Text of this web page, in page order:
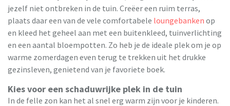
jezelf niet ontbreken in de tuin. Creëer een ruim terras,
plaats daar een van de vele comfortabele loungebanken op
en kleed het geheel aan met een buitenkleed, tuinverlichting
en een aantal bloempotten. Zo heb je de ideale plek om je op
warme zomerdagen even terug te trekken uit het drukke
gezinsleven, genietend van je favoriete boek.
Kies voor een schaduwrijke plek in de tuin
In de felle zon kan het al snel erg warm zijn voor je kinderen.